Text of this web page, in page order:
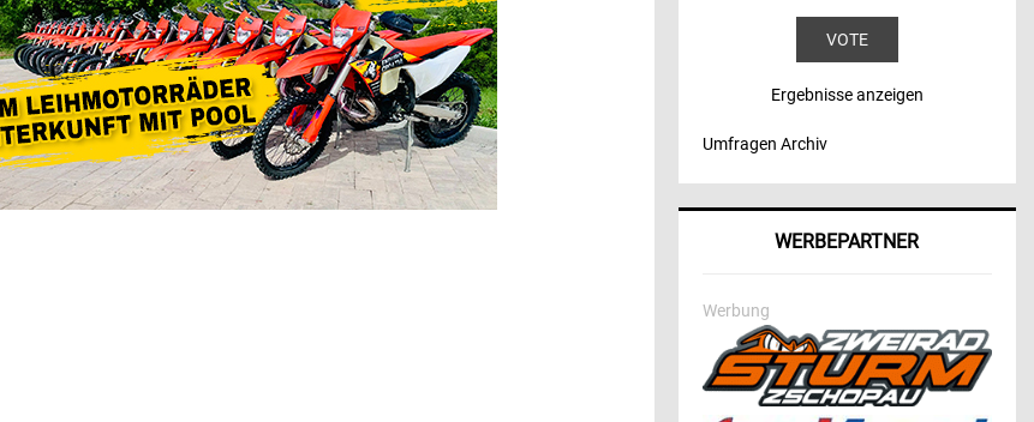
Ergebnisse anzeigen
Umfragen Archiv
WERBEPARTNER
Werbung